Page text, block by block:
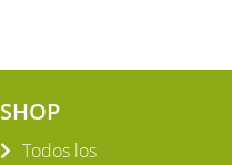
SHOP
Todos los